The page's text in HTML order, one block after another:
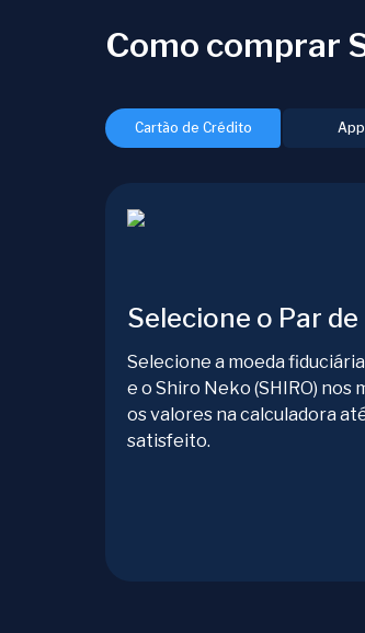
Como comprar
Cartão de Crédito
Selecione o Par
Selecione a moeda
e o Shiro Neko (SHIRO) nos
os valores na calculadora
satisfeito.